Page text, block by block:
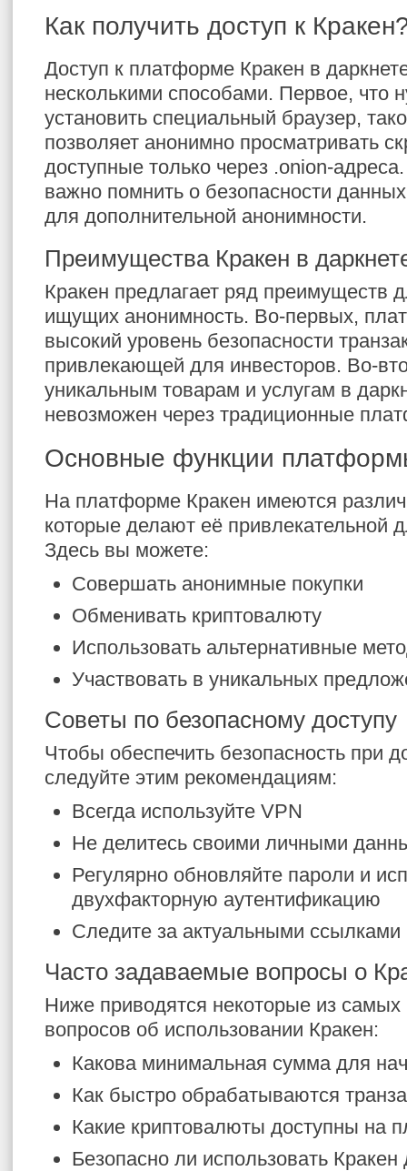
Как получить доступ к
Доступ к платформе Кракен в
несколькими способами. Первое, что
установить специальный браузер,
позволяет анонимно просматривать
доступные только через .onion-
важно помнить о безопасности
для дополнительной анонимности.
Преимущества Кракен в
Кракен предлагает ряд преимуществ
ищущих анонимность. Во-первых,
высокий уровень безопасности
привлекающей для инвесторов. Во-
уникальным товарам и услугам в
невозможен через традиционные
Основные функции
На платформе Кракен имеются
которые делают её привлекательной
Здесь вы можете:
Совершать анонимные покупки
Обменивать криптовалюту
Использовать альтернативные
Участвовать в уникальных
Советы по безопасному доступу
Чтобы обеспечить безопасность при
следуйте этим рекомендациям:
Всегда используйте VPN
Не делитесь своими личными
Регулярно обновляйте пароли и
двухфакторную аутентификацию
Следите за актуальными
Часто задаваемые вопросы о
Ниже приводятся некоторые из самых
вопросов об использовании Кракен:
Какова минимальная сумма для
Как быстро обрабатываются
Какие криптовалюты доступны на
Безопасно ли использовать Кракен